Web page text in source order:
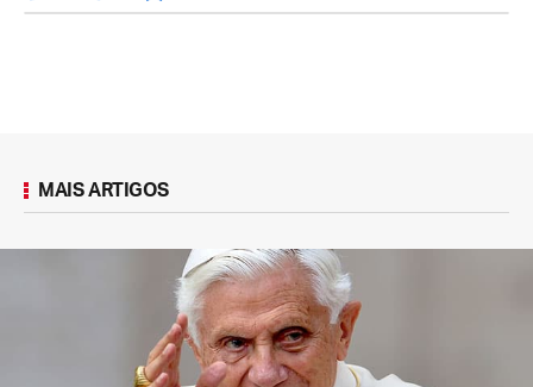
MAIS ARTIGOS